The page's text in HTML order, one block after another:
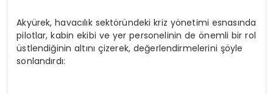
Akyürek, havacılık sektöründeki kriz yönetimi esnasında
pilotlar, kabin ekibi ve yer personelinin de önemli bir rol
üstlendiğinin altını çizerek, değerlendirmelerini şöyle
sonlandırdı: